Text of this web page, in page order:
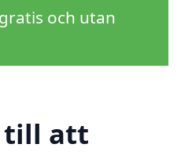
och utan
till att